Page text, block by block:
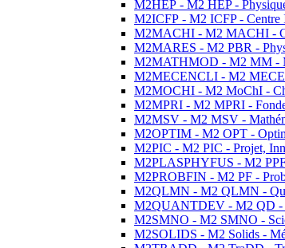
M2HEP - M2 HEP -
M2ICFP - M2 ICFP - Centre
M2MACHI - M2 MACHI -
M2MARES - M2 PBR -
M2MATHMOD - M2 MM -
M2MECENCLI - M2
M2MOCHI - M2 MoChI -
M2MPRI - M2 MPRI -
M2MSV - M2 MSV -
M2OPTIM - M2 OPT -
M2PIC - M2 PIC - Projet,
M2PLASPHYFUS - M2 PPF
M2PROBFIN - M2 PF -
M2QLMN - M2 QLMN -
M2QUANTDEV - M2 QD -
M2SMNO - M2 SMNO -
M2SOLIDS - M2 Solids -